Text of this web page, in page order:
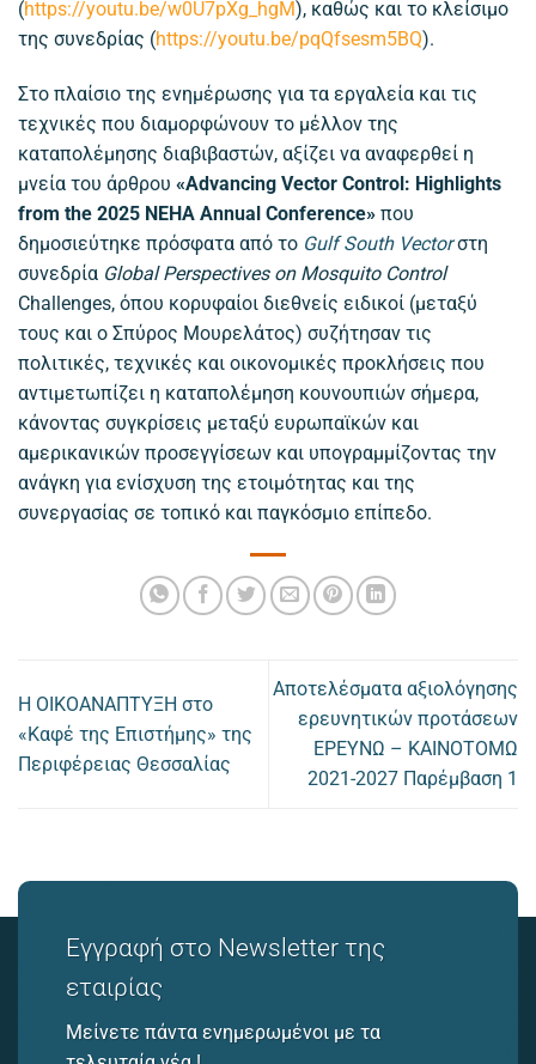
(https://youtu.be/w0U7pXg_hgM), καθώς και το κλείσιμο
της συνεδρίας (https://youtu.be/pqQfsesm5BQ).
Στο πλαίσιο της ενημέρωσης για τα εργαλεία και τις
τεχνικές που διαμορφώνουν το μέλλον της
καταπολέμησης διαβιβαστών, αξίζει να αναφερθεί η
μνεία του άρθρου «Advancing Vector Control: Highlights
from the 2025 NEHA Annual Conference» που
δημοσιεύτηκε πρόσφατα από το Gulf South Vectorστη
συνεδρία Global Perspectives on Mosquito Control
Challenges, όπου κορυφαίοι διεθνείς ειδικοί (μεταξύ
τους και ο Σπύρος Μουρελάτος) συζήτησαν τις
πολιτικές, τεχνικές και οικονομικές προκλήσεις που
αντιμετωπίζει η καταπολέμηση κουνουπιών σήμερα,
κάνοντας συγκρίσεις μεταξύ ευρωπαϊκών και
αμερικανικών προσεγγίσεων και υπογραμμίζοντας την
ανάγκη για ενίσχυση της ετοιμότητας και της
συνεργασίας σε τοπικό και παγκόσμιο επίπεδο.
Η ΟΙΚΟΑΝΑΠΤΥΞΗ στο
«Καφέ της Επιστήμης» της
Περιφέρειας Θεσσαλίας
Αποτελέσματα αξιολόγησης
ερευνητικών προτάσεων
ΕΡΕΥΝΩ – ΚΑΙΝΟΤΟΜΩ
2021-2027 Παρέμβαση 1
Εγγραφή στο Newsletter της
εταιρίας
Μείνετε πάντα ενημερωμένοι με τα